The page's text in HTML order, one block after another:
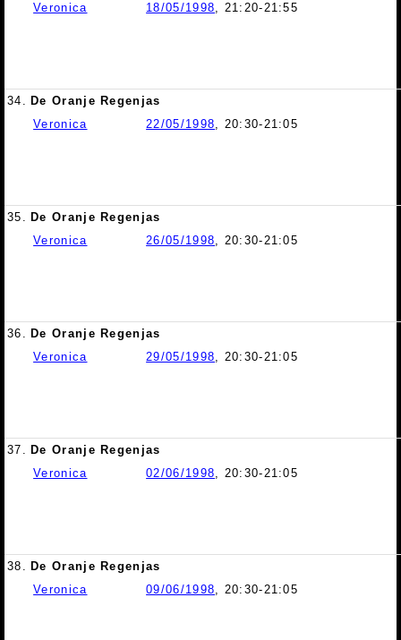
Veronica 18/05/1998, 21:20-21:55
34. De Oranje Regenjas
Veronica
22/05/1998, 20:30-21:05
35. De Oranje Regenjas
Veronica
26/05/1998, 20:30-21:05
36. De Oranje Regenjas
Veronica
29/05/1998, 20:30-21:05
37. De Oranje Regenjas
Veronica
02/06/1998, 20:30-21:05
38. De Oranje Regenjas
Veronica
09/06/1998, 20:30-21:05